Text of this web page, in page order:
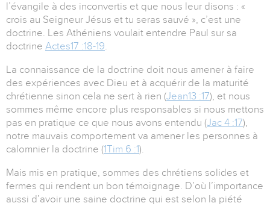
l’évangile à des inconvertis et que nous leur disons : «
crois au Seigneur Jésus et tu seras sauvé », c’est une
doctrine. Les Athéniens voulait entendre Paul sur sa
doctrine Actes17 :18-19.
La connaissance de la doctrine doit nous amener à faire
des expériences avec Dieu et à acquérir de la maturité
chrétienne sinon cela ne sert à rien (Jean13 :17), et nous
sommes même encore plus responsables si nous mettons
pas en pratique ce que nous avons entendu (Jac 4 :17),
notre mauvais comportement va amener les personnes à
calomnier la doctrine (1Tim 6 :1).
Mais mis en pratique, sommes des chrétiens solides et
fermes qui rendent un bon témoignage. D’où l’importance
aussi d’avoir une saine doctrine qui est selon la piété